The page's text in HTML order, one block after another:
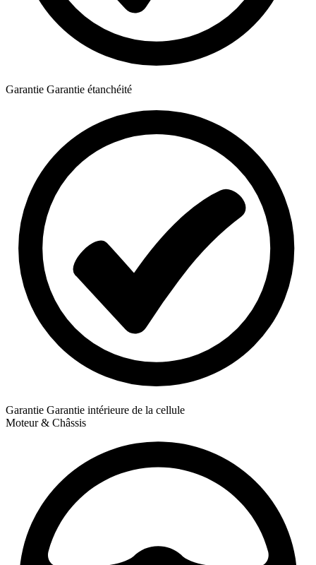
Garantie Garantie étanchéité
Garantie Garantie intérieure de la cellule
Moteur & Châssis